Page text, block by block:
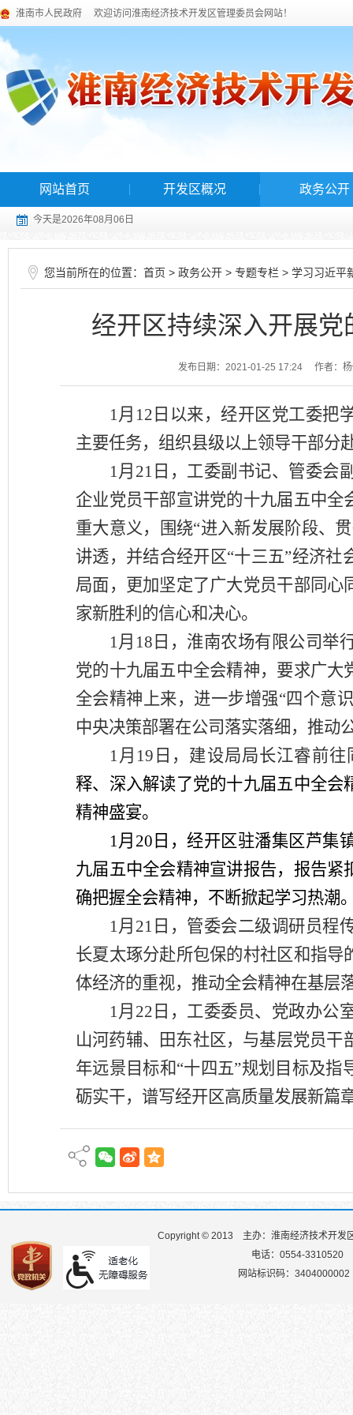
淮南市人民政府 欢迎访问淮南经济技术开发区管理委员会网站！
网站首页 开发区概况 政务公开
今天是2026年08月06日
您当前所在的位置： 首页 > 政务公开 > 专题专栏 > 学习习近平
经开区持续深入开展
发布日期：2021-01-25 17:24 作者：
1月 12 日以来，经开区党工委把
主要任务，组织县级以上领导干部分
1月 21 日，工委副书记、管委会
企业党员干部宣讲党的十九届五中
重大意义，围绕“进入新发展阶段、
讲透，并结合经开区“十三五”经济
局面，更加坚定了广大党员干部同
家新胜利的信心和决心。
1月 18 日，淮南农场有限公司举
党的十九届五中全会精神，要求广
全会精神上来，进一步增强“四个意
中央决策部署在公司落实落细，推动
1月 19 日，建设局局长江睿前
释、深入解读了党的十九届五中全
精神盛宴。
1月 20 日，经开区驻潘集区芦集
九届五中全会精神宣讲报告，报告
确把握全会精神，不断掀起学习热潮
1月 21 日，管委会二级调研员程
长夏太琢分赴所包保的村社区和指
体经济的重视，推动全会精神在基层
1月22日，工委委员、党政办公
山河药辅、田东社区，与基层党员干
年远景目标和“十四五”规划目标及
砺实干，谱写经开区高质量发展新篇
Copyright © 2013
主办：淮南经济技术开发
电话：0554-3310520
网站标识码：3404000002